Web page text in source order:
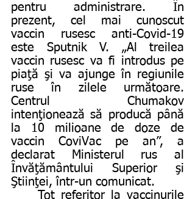
pentru administrare. În
prezent, cel mai cunoscut
vaccin rusesc anti-Covid-19
este Sputnik V. „Al treilea
vaccin rusesc va fi introdus pe
piaţă şi va ajunge în regiunile
ruse în zilele următoare.
Centrul Chumakov
intenţionează să producă până
la 10 milioane de doze de
vaccin CoviVac pe an”, a
declarat Ministerul rus al
Învăţământului Superior şi
Ştiinţei, într-un comunicat.